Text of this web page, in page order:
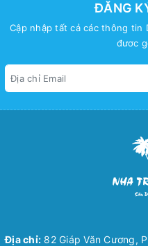
ĐĂNG
Cập nhập tất cả các thông tin
đươc
Địa chỉ: 82 Giáp Văn Cương,